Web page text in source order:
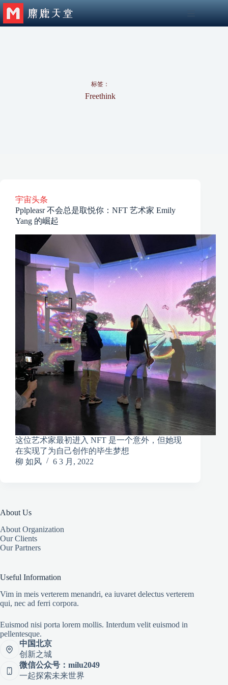
跳
至
标签：
Freethink
宇宙头条
Pplpleasr 不会总是取悦你：NFT 艺术家 Emily
Yang 的崛起
这位艺术家最初进入 NFT 是一个意外，但她现
在实现了为自己创作的毕生梦想
柳 如风
6 3 月, 2022
About Us
About Organization
Our Clients
Our Partners
Useful Information
Vim in meis verterem menandri, ea iuvaret delectus verterem
qui, nec ad ferri corpora.
Euismod nisi porta lorem mollis. Interdum velit euismod in
pellentesque.
中国北京
创新之城
微信公众号：milu2049
一起探索未来世界